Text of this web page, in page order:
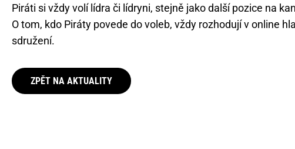
Piráti si vždy volí lídra či lídryni, stejně jako další pozice na
O tom, kdo Piráty povede do voleb, vždy rozhodují v online
sdružení.
ZPĚT NA AKTUALITY